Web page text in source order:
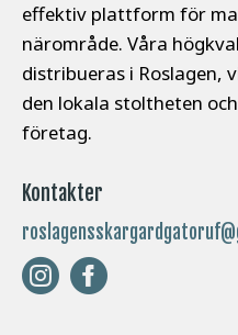
effektiv plattform för
närområde. Våra
distribueras i Roslagen,
den lokala stoltheten
företag.
Kontakter